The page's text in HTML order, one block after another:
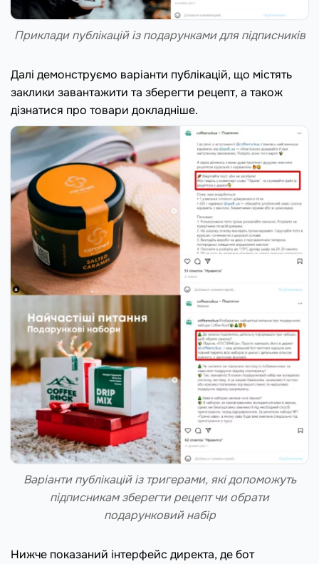
Приклади публікацій із подарунками для підписників
Далі демонструємо варіанти публікацій, що містять
заклики завантажити та зберегти рецепт, а також
дізнатися про товари докладніше.
Варіанти публікацій із тригерами, які допоможуть
підписникам зберегти рецепт чи обрати
подарунковий набір
Нижче показаний інтерфейс директа, де бот